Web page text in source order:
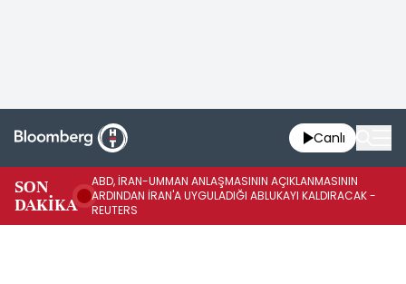
Canlı
SON
DAKİKA
ABD, İRAN-UMMAN ANLAŞMASININ AÇIKLANMASININ
ARDINDAN İRAN'A UYGULADIĞI ABLUKAYI KALDIRACAK -
REUTERS